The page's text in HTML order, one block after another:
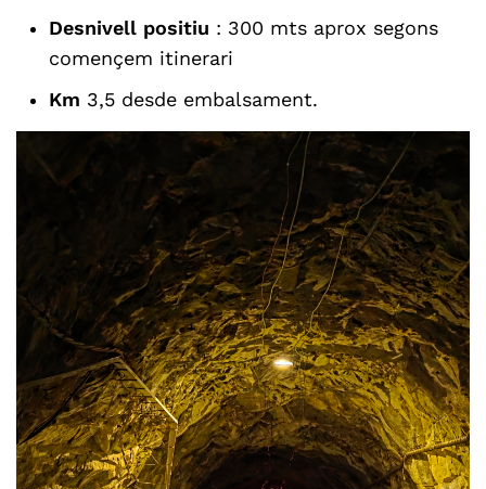
Desnivell positiu : 300 mts aprox segons
començem itinerari
Km 3,5 desde embalsament.